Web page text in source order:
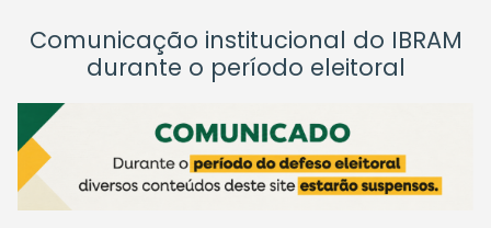
Comunicação institucional do IBRAM
durante o período eleitoral